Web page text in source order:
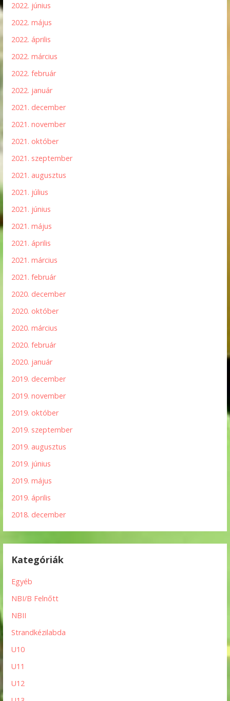
2022. június
2022. május
2022. április
2022. március
2022. február
2022. január
2021. december
2021. november
2021. október
2021. szeptember
2021. augusztus
2021. július
2021. június
2021. május
2021. április
2021. március
2021. február
2020. december
2020. október
2020. március
2020. február
2020. január
2019. december
2019. november
2019. október
2019. szeptember
2019. augusztus
2019. június
2019. május
2019. április
2018. december
Kategóriák
Egyéb
NBI/B Felnőtt
NBII
Strandkézilabda
U10
U11
U12